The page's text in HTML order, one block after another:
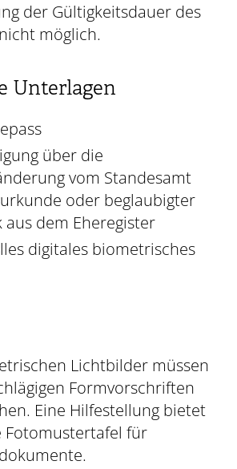
der Gültigkeitsdauer des
möglich.
Unterlagen
über die
vom Standesamt
oder beglaubigter
aus dem Eheregister
digitales biometrisches
Lichtbilder müssen
Formvorschriften
Eine Hilfestellung bietet
Fotomustertafel für